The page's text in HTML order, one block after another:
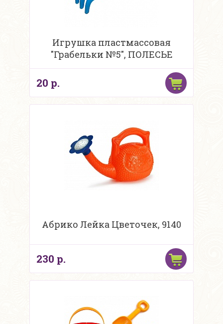
Игрушка пластмассовая
"Грабельки №5", ПОЛЕСЬЕ
20 р.
Абрико Лейка Цветочек, 9140
230 р.